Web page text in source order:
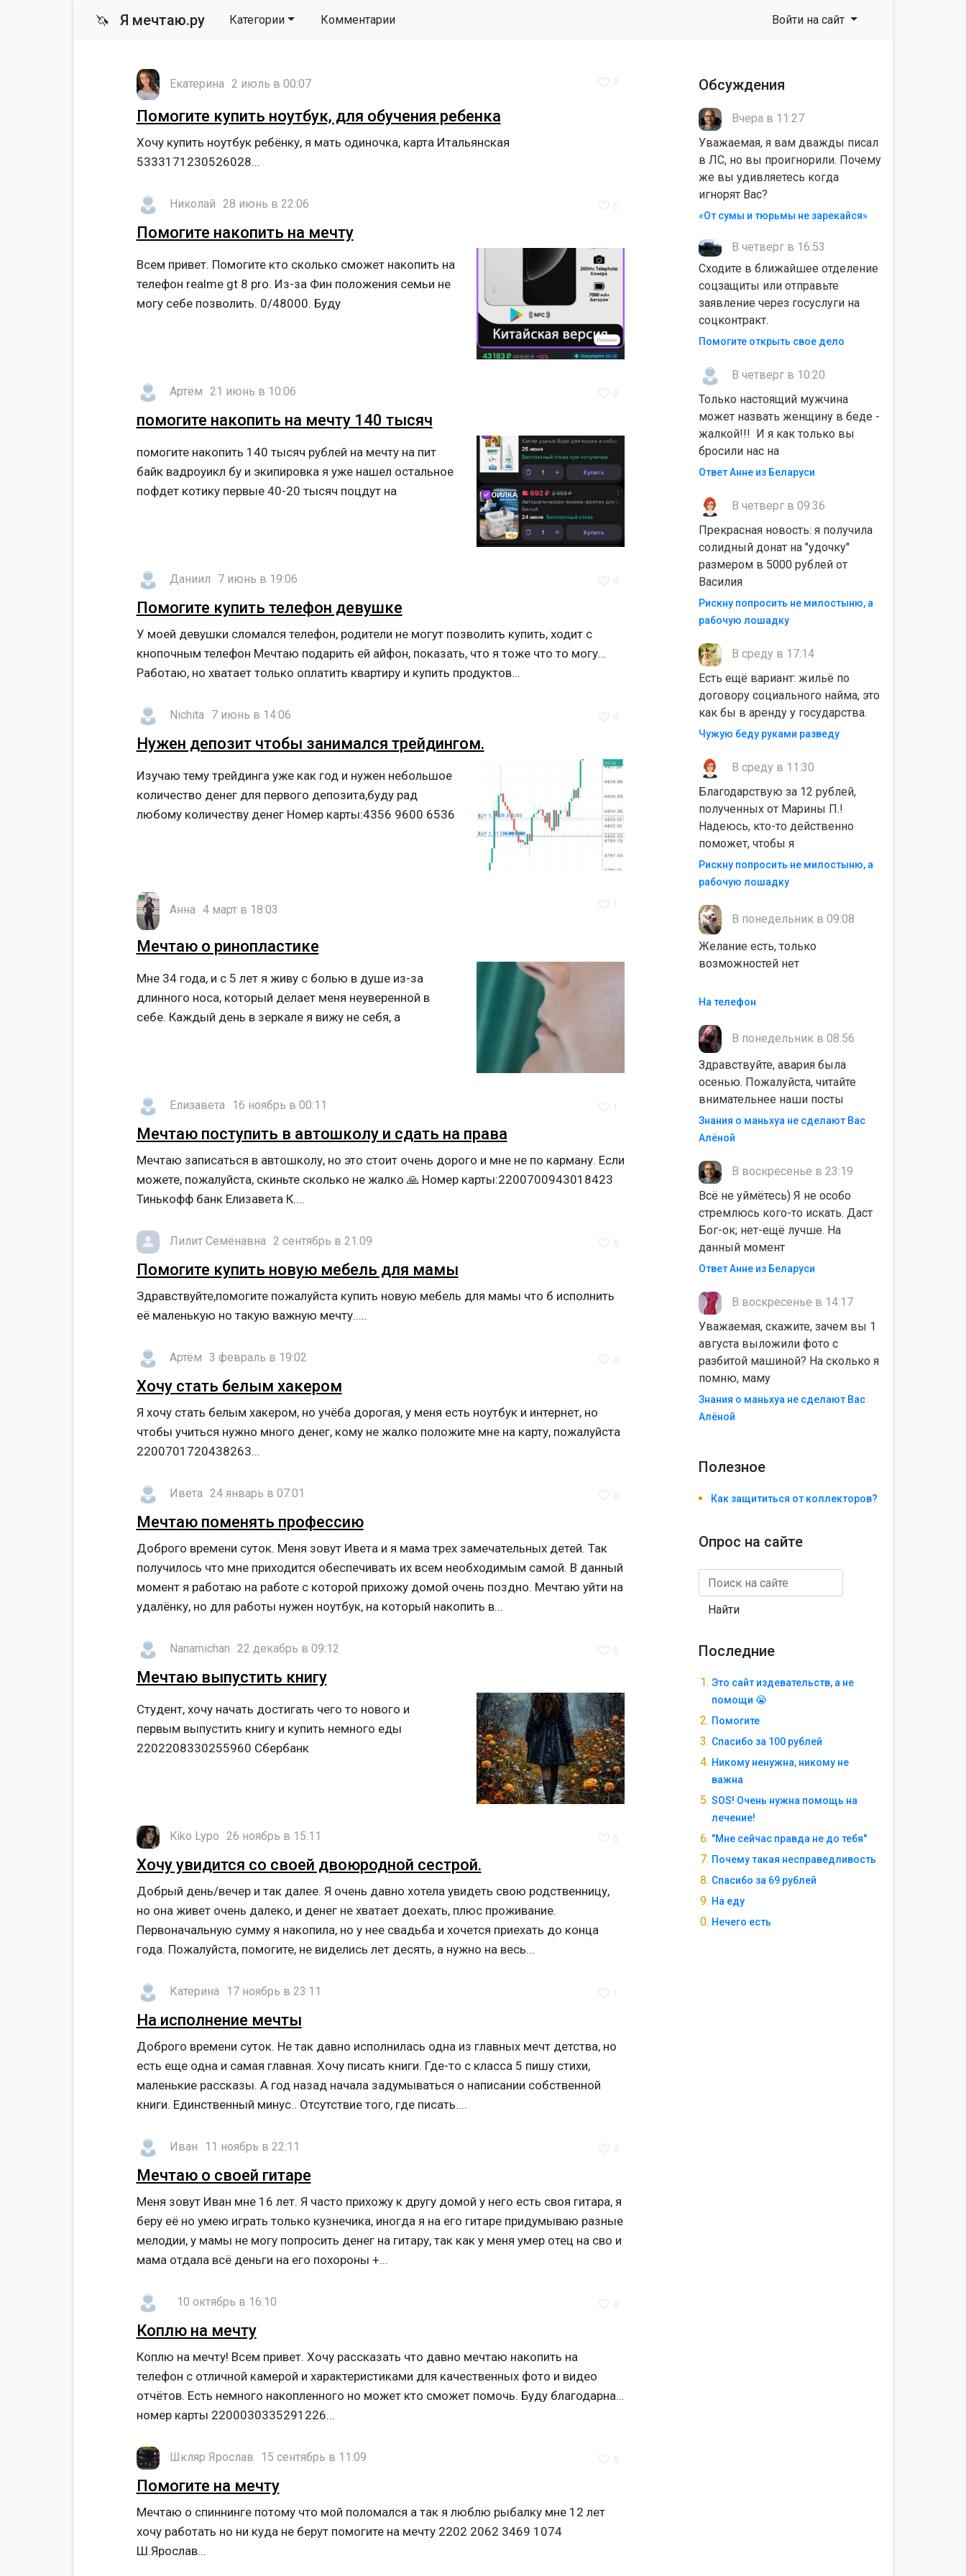
🦄 Я мечтаю.ру Категории Комментарии Войти на сайт
Екатерина 2 июль в 00:07 0
Помогите купить ноутбук, для обучения ребенка
Хочу купить ноутбук ребёнку, я мать одиночка, карта Итальянская
5333171230526028...
Николай 28 июнь в 22:06 0
Помогите накопить на мечту
Всем привет. Помогите кто сколько сможет накопить на
телефон realme gt 8 pro. Из-за Фин положения семьи не
могу себе позволить. 0/48000. Буду
Артëм 21 июнь в 10:06 0
помогите накопить на мечту 140 тысяч
помогите накопить 140 тысяч рублей на мечту на пит
байк вадроуикл бу и экипировка я уже нашел остальное
пофдет котику первые 40-20 тысяч поцдут на
Даниил 7 июнь в 19:06 0
Помогите купить телефон девушке
У моей девушки сломался телефон, родители не могут позволить купить, ходит с
кнопочным телефон Мечтаю подарить ей айфон, показать, что я тоже что то могу…
Работаю, но хватает только оплатить квартиру и купить продуктов...
Nichita 7 июнь в 14:06 0
Нужен депозит чтобы занимался трейдингом.
Изучаю тему трейдинга уже как год и нужен небольшое
количество денег для первого депозита,буду рад
любому количеству денег Номер карты:4356 9600 6536
Анна 4 март в 18:03 1
Мечтаю о ринопластике
Мне 34 года, и с 5 лет я живу с болью в душе из-за
длинного носа, который делает меня неуверенной в
себе. Каждый день в зеркале я вижу не себя, а
Елизавета 16 ноябрь в 00:11 1
Мечтаю поступить в автошколу и сдать на права
Мечтаю записаться в автошколу, но это стоит очень дорого и мне не по карману. Если
можете, пожалуйста, скиньте сколько не жалко 🙏 Номер карты:2200700943018423
Тинькофф банк Елизавета К....
Лилит Семёнавна 2 сентябрь в 21:09 0
Помогите купить новую мебель для мамы
Здравствуйте,помогите пожалуйста купить новую мебель для мамы что б исполнить
её маленькую но такую важную мечту.....
Артём 3 февраль в 19:02 0
Хочу стать белым хакером
Я хочу стать белым хакером, но учёба дорогая, у меня есть ноутбук и интернет, но
чтобы учиться нужно много денег, кому не жалко положите мне на карту, пожалуйста
2200701720438263...
Ивета 24 январь в 07:01 0
Мечтаю поменять профессию
Доброго времени суток. Меня зовут Ивета и я мама трех замечательных детей. Так
получилось что мне приходится обеспечивать их всем необходимым самой. В данный
момент я работаю на работе с которой прихожу домой очень поздно. Мечтаю уйти на
удалëнку, но для работы нужен ноутбук, на который накопить в...
Nanamichan 22 декабрь в 09:12 0
Мечтаю выпустить книгу
Студент, хочу начать достигать чего то нового и
первым выпустить книгу и купить немного еды
2202208330255960 Сбербанк
Kiko Lypo 26 ноябрь в 15:11 0
Хочу увидится со своей двоюродной сестрой.
Добрый день/вечер и так далее. Я очень давно хотела увидеть свою родственницу,
но она живет очень далеко, и денег не хватает доехать, плюс проживание.
Первоначальную сумму я накопила, но у нее свадьба и хочется приехать до конца
года. Пожалуйста, помогите, не виделись лет десять, а нужно на весь...
Катерина 17 ноябрь в 23:11 1
На исполнение мечты
Доброго времени суток. Не так давно исполнилась одна из главных мечт детства, но
есть еще одна и самая главная. Хочу писать книги. Где-то с класса 5 пишу стихи,
маленькие рассказы. А год назад начала задумываться о написании собственной
книги. Единственный минус.. Отсутствие того, где писать....
Иван 11 ноябрь в 22:11 0
Мечтаю о своей гитаре
Меня зовут Иван мне 16 лет. Я часто прихожу к другу домой у него есть своя гитара, я
беру её но умею играть только кузнечика, иногда я на его гитаре придумываю разные
мелодии, у мамы не могу попросить денег на гитару, так как у меня умер отец на сво и
мама отдала всё деньги на его похороны +...
10 октябрь в 16:10 0
Коплю на мечту
Коплю на мечту! Всем привет. Хочу рассказать что давно мечтаю накопить на
телефон с отличной камерой и характеристиками для качественных фото и видео
отчётов. Есть немного накопленного но может кто сможет помочь. Буду благодарна...
номер карты 2200030335291226...
Шкляр Ярослав 15 сентябрь в 11:09 0
Помогите на мечту
Мечтаю о спиннинге потому что мой поломался а так я люблю рыбалку мне 12 лет
хочу работать но ни куда не берут помогите на мечту 2202 2062 3469 1074
Ш.Ярослав...
Обсуждения
Вчера в 11:27
Уважаемая, я вам дважды писал
в ЛС, но вы проигнорили. Почему
же вы удивляетесь когда
игнорят Вас?
«От сумы и тюрьмы не зарекайся»
В четверг в 16:53
Сходите в ближайшее отделение
соцзащиты или отправьте
заявление через госуслуги на
соцконтракт.
Помогите открыть свое дело
В четверг в 10:20
Только настоящий мужчина
может назвать женщину в беде -
жалкой!!! И я как только вы
бросили нас на
Ответ Анне из Беларуси
В четверг в 09:36
Прекрасная новость: я получила
солидный донат на "удочку"
размером в 5000 рублей от
Василия
Рискну попросить не милостыню, а
рабочую лошадку
В среду в 17:14
Есть ещё вариант: жильё по
договору социального найма, это
как бы в аренду у государства.
Чужую беду руками разведу
В среду в 11:30
Благодарствую за 12 рублей,
полученных от Марины П.!
Надеюсь, кто-то действенно
поможет, чтобы я
Рискну попросить не милостыню, а
рабочую лошадку
В понедельник в 09:08
Желание есть, только
возможностей нет
На телефон
В понедельник в 08:56
Здравствуйте, авария была
осенью. Пожалуйста, читайте
внимательнее наши посты
Знания о маньхуа не сделают Вас
Алëной
В воскресенье в 23:19
Всё не уймётесь) Я не особо
стремлюсь кого-то искать. Даст
Бог-ок; нет-ещё лучше. На
данный момент
Ответ Анне из Беларуси
В воскресенье в 14:17
Уважаемая, скажите, зачем вы 1
августа выложили фото с
разбитой машиной? На сколько я
помню, маму
Знания о маньхуа не сделают Вас
Алëной
Полезноe
Как защититься от коллекторов?
Опрос на сайте
Найти
Последние
Это сайт издевательств, а не
помощи 😭
Помогите
Спасибо за 100 рублей
Никому ненужна, никому не
важна
SOS! Очень нужна помощь на
лечение!
"Мне сейчас правда не до тебя"
Почему такая несправедливость
Спасибо за 69 рублей
На еду
Нечего есть